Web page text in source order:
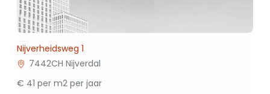
Nijverheidsweg 1
7442CH Nijverdal
€ 41 per m2 per jaar